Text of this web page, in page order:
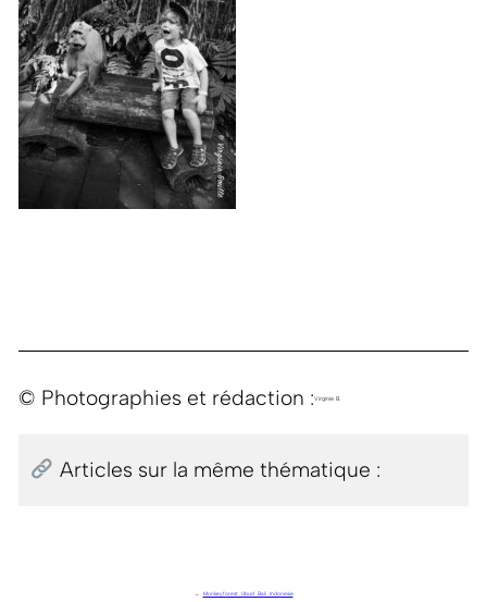
© Photographies et rédaction :Virginie B.
Articles sur la même thématique :
← Monkey forest . Ubud . Bali . Indonésie